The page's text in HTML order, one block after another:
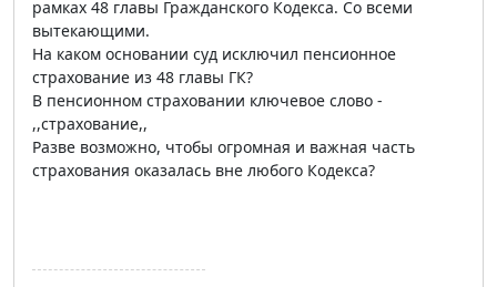
рамках 48 главы Гражданского Кодекса. Со всеми
вытекающими.
На каком основании суд исключил пенсионное
страхование из 48 главы ГК?
В пенсионном страховании ключевое слово -
,,страхование,,
Разве возможно, чтобы огромная и важная часть
страхования оказалась вне любого Кодекса?